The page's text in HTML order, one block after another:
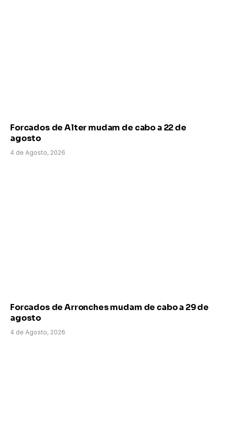
Forcados de Alter mudam de cabo a 22 de
agosto
4 de Agosto, 2026
Forcados de Arronches mudam de cabo a 29 de
agosto
4 de Agosto, 2026